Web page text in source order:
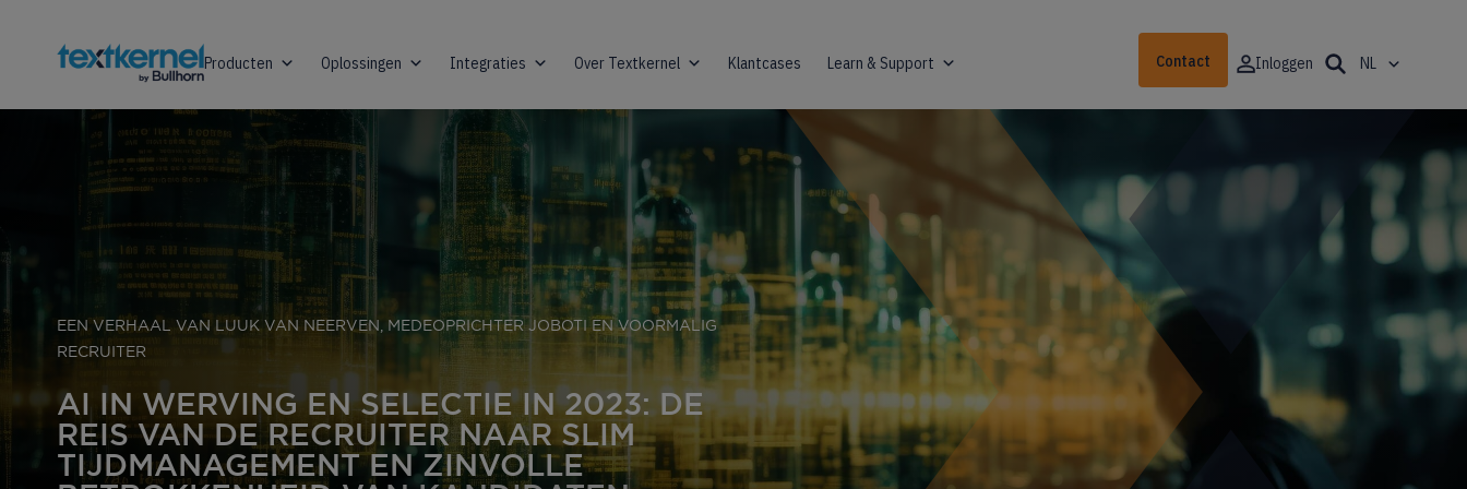
Producten Oplossingen Integraties Over Textkernel Klantcases Learn & Support Contact Inloggen NL
EEN VERHAAL VAN LUUK VAN NEERVEN, MEDEOPRICHTER JOBOTI EN VOORMALIG
RECRUITER
AI IN WERVING EN SELECTIE IN 2023: DE
REIS VAN DE RECRUITER NAAR SLIM
TIJDMANAGEMENT EN ZINVOLLE